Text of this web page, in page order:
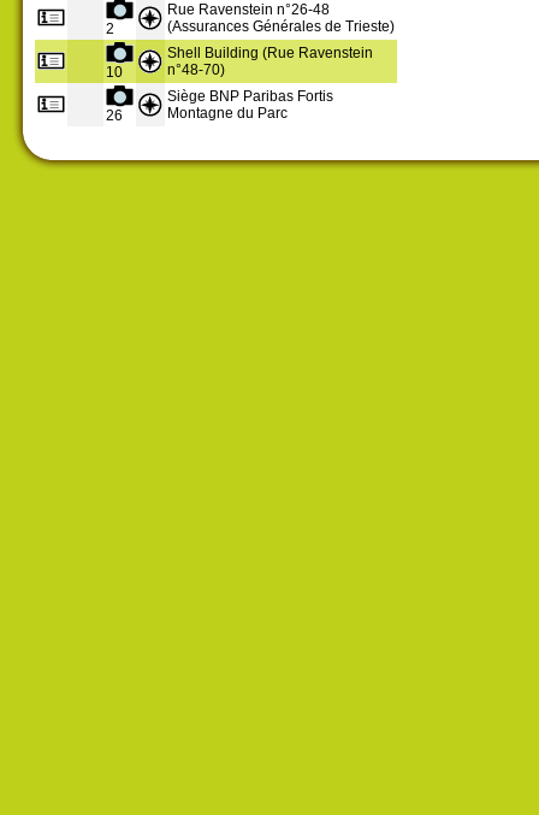
2
Rue Ravenstein n°26-48
(Assurances Générales de Trieste)
10
Shell Building (Rue Ravenstein
n°48-70)
26
Siège BNP Paribas Fortis
Montagne du Parc